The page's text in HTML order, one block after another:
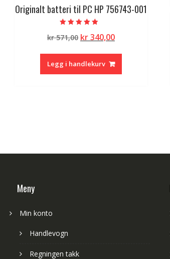
Originalt batteri til PC HP 756743-001
4.50
av 5
kr571,00 Opprinnelig
var:
kr 571,00.
kr340,00Nåværende
kr 340,00.
Legg i handlekurv
Meny
Min konto
Handlevogn
Regningen takk